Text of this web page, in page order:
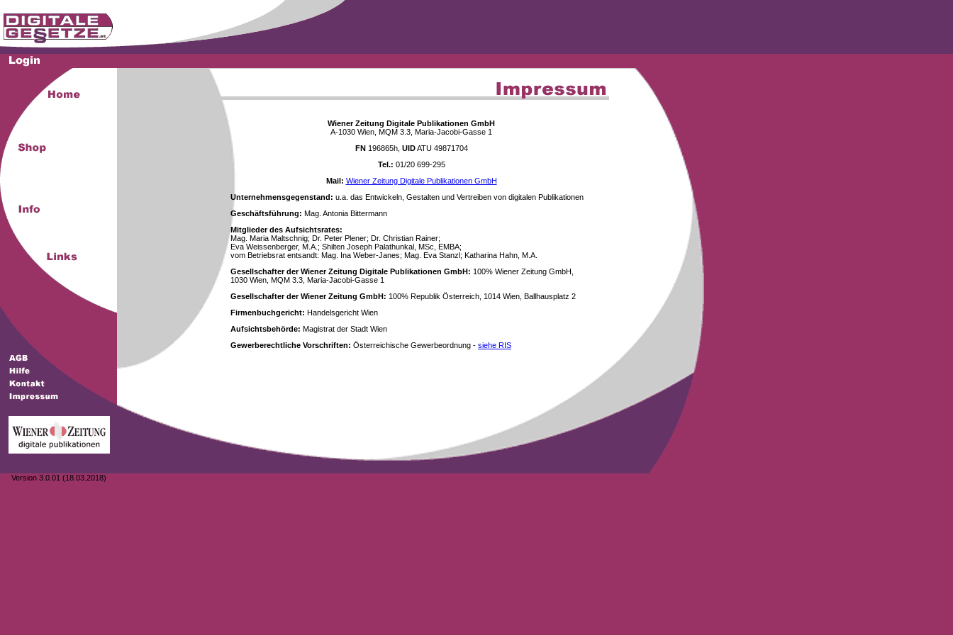
Version 3.0.01 (18.03.2018)
Wiener Zeitung Digitale Publikationen GmbH
A-1030 Wien, MQM 3.3, Maria-Jacobi-Gasse 1
FN196865h, UIDATU 49871704
Tel.: 01/20 699-295
Mail: Wiener Zeitung Digitale Publikationen GmbH
Unternehmensgegenstand: u.a. das Entwickeln, Gestalten und Vertreiben von digitalen Publikationen
Geschäftsführung: Mag. Antonia Bittermann
Mitglieder des Aufsichtsrates:
Mag. Maria Maltschnig; Dr. Peter Plener; Dr. Christian Rainer;
Eva Weissenberger, M.A.; Shilten Joseph Palathunkal, MSc, EMBA;
vom Betriebsrat entsandt: Mag. Ina Weber-Janes; Mag. Eva Stanzl; Katharina Hahn, M.A.
Gesellschafter der Wiener Zeitung Digitale Publikationen GmbH: 100% Wiener Zeitung GmbH,
1030 Wien, MQM 3.3, Maria-Jacobi-Gasse 1
Gesellschafter der Wiener Zeitung GmbH: 100% Republik Österreich, 1014 Wien, Ballhausplatz 2
Firmenbuchgericht: Handelsgericht Wien
Aufsichtsbehörde: Magistrat der Stadt Wien
Gewerberechtliche Vorschriften: Österreichische Gewerbeordnung - siehe RIS